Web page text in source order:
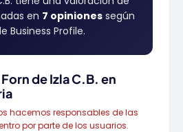
en 7 opinionessegún
Business Profile.
de Izla C.B. en
hacemos responsables de las
por parte de los usuarios.